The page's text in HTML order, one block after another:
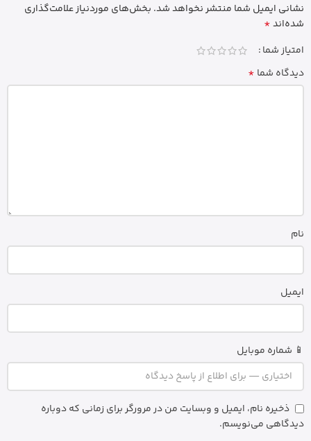
نشانی ایمیل شما منتشر نخواهد شد. بخش‌های موردنیاز علامت‌گذاری
شده‌اند*
امتیاز شما
دیدگاه شما *
نام
ایمیل
📱 شماره موبایل
ذخیره نام، ایمیل و وبسایت من در مرورگر برای زمانی که دوباره
دیدگاهی می‌نویسم.